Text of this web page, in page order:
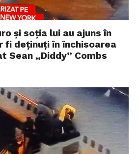
și soția lui au ajuns în
fi deținuți în închisoarea
Sean „Diddy” Combs